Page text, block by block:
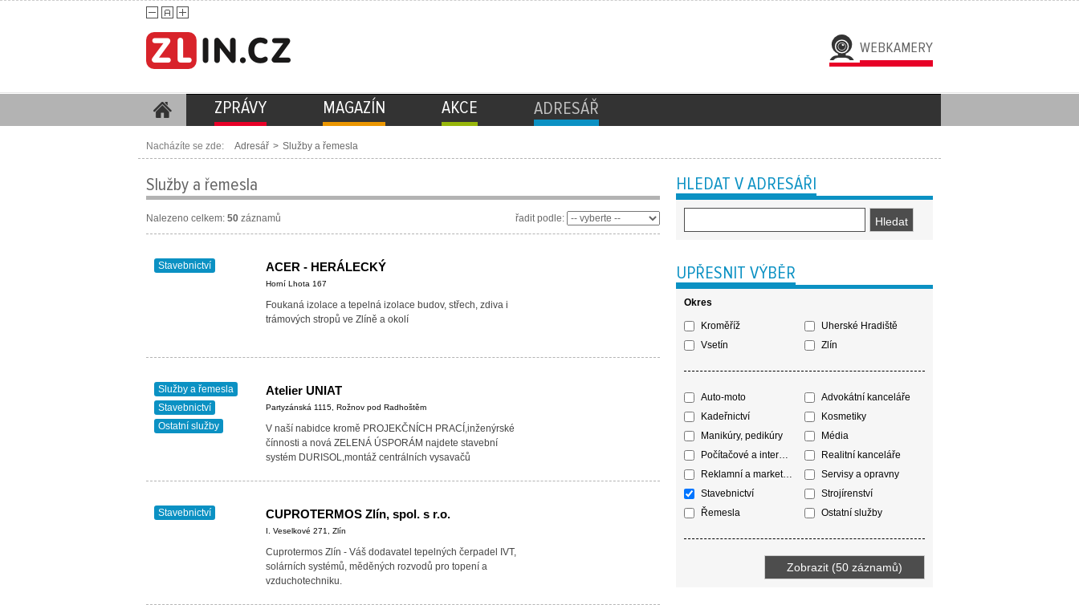
WEBKAMERY
ZPRÁVY MAGAZÍN AKCE ADRESÁŘ
Nacházíte se zde: Adresář > Služby a řemesla
Služby a řemesla
Nalezeno celkem: 50 záznamů řadit podle:
Stavebnictví ACER - HERÁLECKÝ
Horní Lhota 167
Foukaná izolace a tepelná izolace budov, střech, zdiva i
trámových stropů ve Zlíně a okolí
Služby a řemesla
Stavebnictví
Ostatní služby
Atelier UNIAT
Partyzánská 1115, Rožnov pod Radhoštěm
V naší nabidce kromě PROJEKČNÍCH PRACÍ,inženýrské
čínnosti a nová ZELENÁ ÚSPORÁM najdete stavební
systém DURISOL,montáž centrálních vysavačů
Stavebnictví CUPROTERMOS Zlín, spol. s r.o.
I. Veselkové 271, Zlín
Cuprotermos Zlín - Váš dodavatel tepelných čerpadel IVT,
solárních systémů, měděných rozvodů pro topení a
vzduchotechniku.
HLEDAT V ADRESÁŘI
UPŘESNIT VÝBĚR
Okres
Kroměříž
Uherské Hradiště
Vsetín
Zlín
Auto-moto
Advokátní kanceláře
Kadeřnictví
Kosmetiky
Manikúry, pedikúry
Média
Počítačové a internetové službyRealitní kanceláře
Reklamní a marketingové službyServisy a opravny
Stavebnictví
Strojírenství
Řemesla
Ostatní služby